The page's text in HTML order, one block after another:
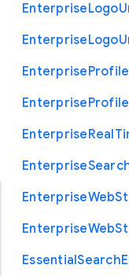
EnterpriseLogo
EnterpriseLogo
EnterpriseProfile
EnterpriseProfile
EnterpriseReal
Enterprise
EnterpriseWeb
EnterpriseWeb
EssentialSearch